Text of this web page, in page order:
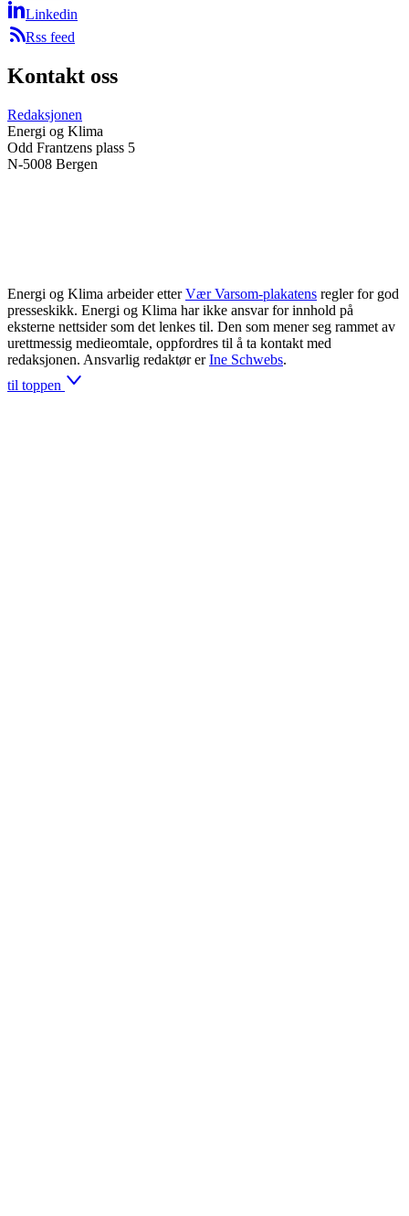
Linkedin
Rss feed
Kontakt oss
Redaksjonen
Energi og Klima
Odd Frantzens plass 5
N-5008 Bergen
Energi og Klima arbeider etter Vær Varsom-plakatens regler for god
presseskikk. Energi og Klima har ikke ansvar for innhold på
eksterne nettsider som det lenkes til. Den som mener seg rammet av
urettmessig medieomtale, oppfordres til å ta kontakt med
redaksjonen. Ansvarlig redaktør er Ine Schwebs.
til toppen